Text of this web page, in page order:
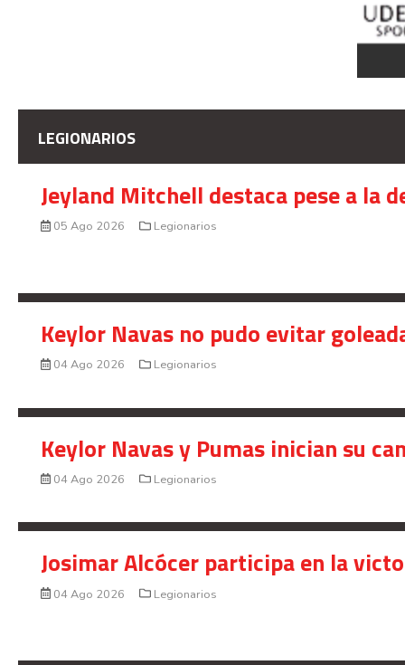
LEGIONARIOS
Jeyland Mitchell destaca pese a la
05 Ago 2026 Legionarios
Keylor Navas no pudo evitar
04 Ago 2026 Legionarios
Keylor Navas y Pumas inician su
04 Ago 2026 Legionarios
Josimar Alcócer participa en la
04 Ago 2026 Legionarios